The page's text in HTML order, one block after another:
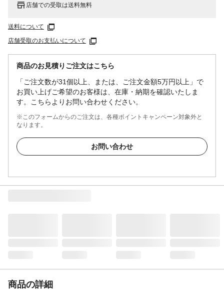
店舗での受取は送料無料
送料について
店舗受取のお支払いについて
商品のお見積りご注文はこちら
「ご注文数が31個以上、または、ご注文金額5万円以上」で
お買い上げご希望のお客様は、在庫・納期を確認いたしま
す。こちらよりお問い合わせください。
※このフォームからのご注文は、各種ポイントキャンペーン対象外と
なります。
お問い合わせ
商品の詳細